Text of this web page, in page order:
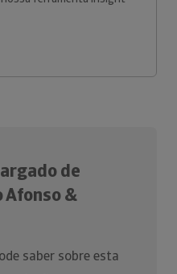
de
Afonso &
saber sobre esta